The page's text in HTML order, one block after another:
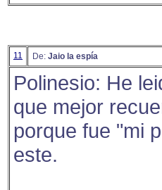
11 De: Jaio la espía
Polinesio: He
que mejor
porque fue "mi
este.